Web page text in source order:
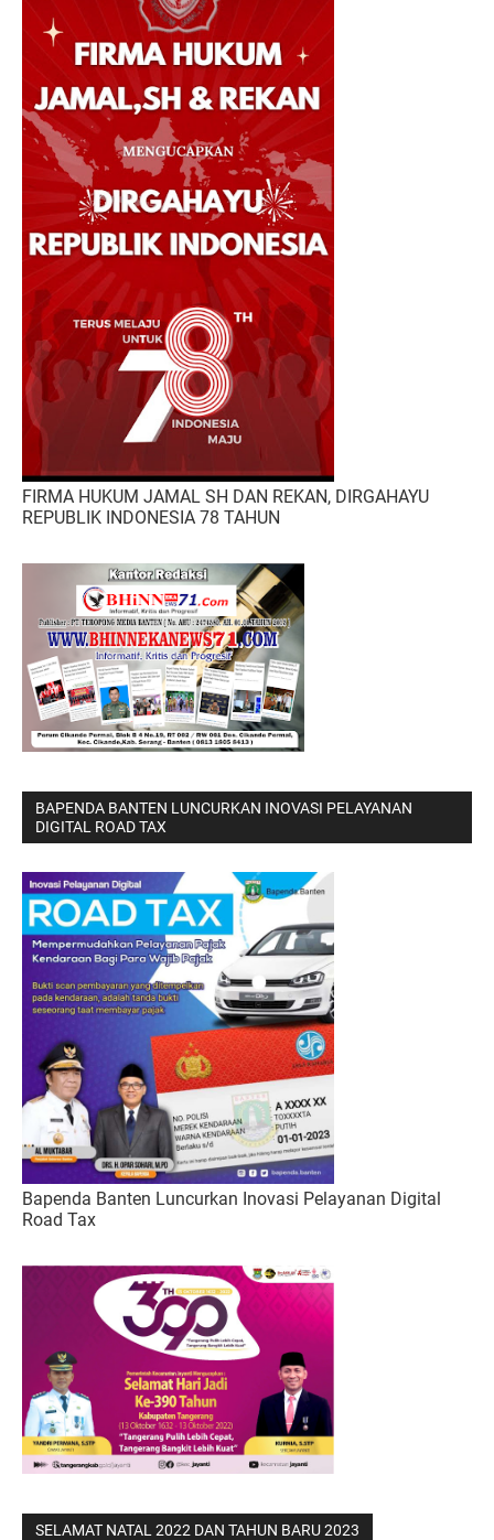
FIRMA HUKUM JAMAL SH DAN REKAN, DIRGAHAYU
REPUBLIK INDONESIA 78 TAHUN
BAPENDA BANTEN LUNCURKAN INOVASI PELAYANAN
DIGITAL ROAD TAX
Bapenda Banten Luncurkan Inovasi Pelayanan Digital
Road Tax
SELAMAT NATAL 2022 DAN TAHUN BARU 2023